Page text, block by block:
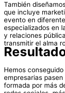
También
que incluye
evento en
especializados en
y relaciones
transmitir el alma
Hemos
empresarias
formada por más